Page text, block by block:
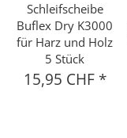
Schleifscheibe
Buflex Dry K3000
für Harz und Holz
5 Stück
15,95 CHF *